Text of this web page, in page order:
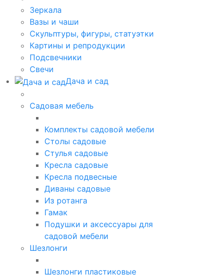
Зеркала
Вазы и чаши
Скульптуры, фигуры, статуэтки
Картины и репродукции
Подсвечники
Свечи
Дача и сад
Садовая мебель
Комплекты садовой мебели
Столы садовые
Стулья садовые
Кресла садовые
Кресла подвесные
Диваны садовые
Из ротанга
Гамак
Подушки и аксессуары для
садовой мебели
Шезлонги
Шезлонги пластиковые